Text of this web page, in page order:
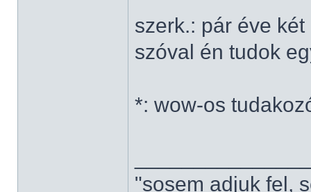
szerk.: pár éve
szóval én tudok
*: wow-os
"sosem adjuk fel,